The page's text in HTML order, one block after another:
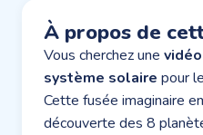
À propos de
Vous cherchez une
système solaire pour
Cette fusée imaginaire
découverte des 8